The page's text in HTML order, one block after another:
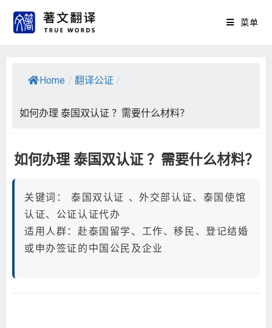
菜单
Home / 翻译公证 /
如何办理 泰国双认证 ？需要什么材料？
如何办理 泰国双认证 ？需要什么材料？
关键词： 泰国双认证 、外交部认证、泰国使馆
认证、公证认证代办
适用人群：赴泰国留学、工作、移民、登记结婚
或申办签证的中国公民及企业